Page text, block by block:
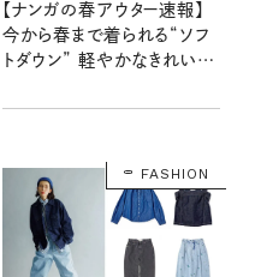
【ナンガの春アウター速報】
今から春まで着られる“ソフ
トダウン” 軽やかなきれい色
FASHION